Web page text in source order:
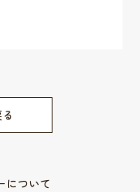
について